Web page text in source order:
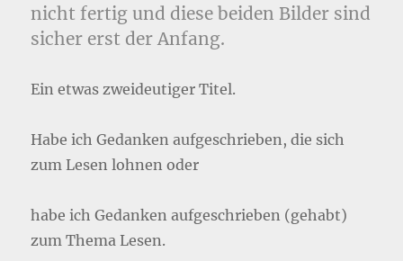
nicht fertig und diese beiden Bilder sind
sicher erst der Anfang.
Ein etwas zweideutiger Titel.
Habe ich Gedanken aufgeschrieben, die sich
zum Lesen lohnen oder
habe ich Gedanken aufgeschrieben (gehabt)
zum Thema Lesen.